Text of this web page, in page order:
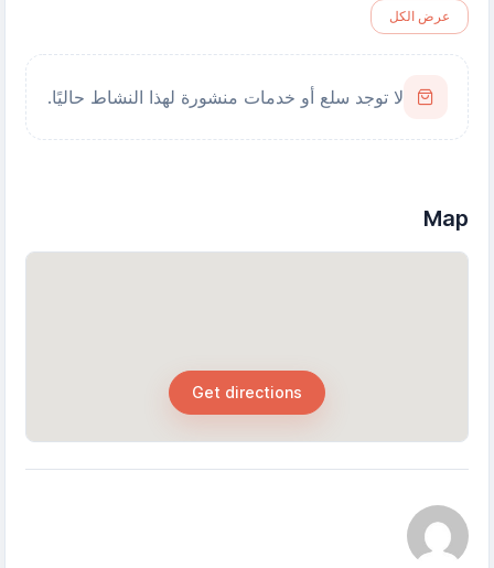
عرض الكل
لا توجد سلع أو خدمات منشورة لهذا النشاط حاليًا.
Map
Get directions